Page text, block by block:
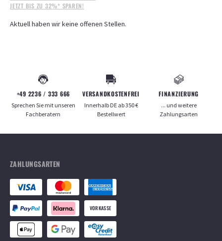
JETZT BIS ZU 32%* SPAREN!
Aktuell haben wir keine offenen Stellen.
+49 2236 / 333 666
Sprechen Sie mit unseren
Fachberatern
VERSANDKOSTENFREI
Innerhalb DEab350€
Bestellwert
FINANZIERUNG
... und weitere
Zahlungsarten
ZAHLUNGSARTEN
VORKASSE